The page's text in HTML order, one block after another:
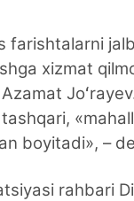
farishtalarni
xizmat
boyitadi», –
rahbari